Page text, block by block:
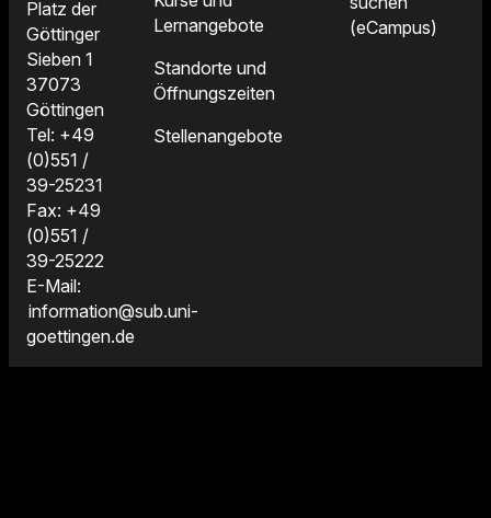
Platz der
Göttinger
Sieben 1
37073
Göttingen
Tel: +49
(0)551 /
39-25231
Fax: +49
(0)551 /
39-25222
E-Mail:
information@sub.uni-
goettingen.de
Lernangebote
Standorte und
Öffnungszeiten
Stellenangebote
(eCampus)